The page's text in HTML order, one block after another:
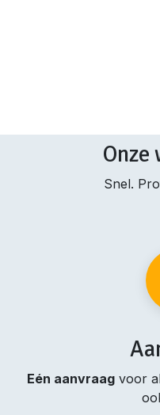
Snel.
Eén aanvraagvoor